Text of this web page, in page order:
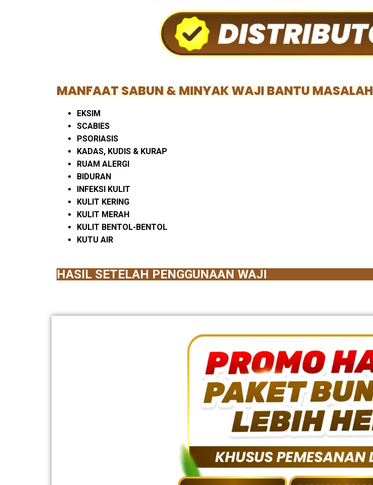
MANFAAT SABUN & MINYAK WAJI BANTU MASALAH
EKSIM
SCABIES
PSORIASIS
KADAS, KUDIS & KURAP
RUAM ALERGI
BIDURAN
INFEKSI KULIT
KULIT KERING
KULIT MERAH
KULIT BENTOL-BENTOL
KUTU AIR
HASIL SETELAH PENGGUNAAN WAJI